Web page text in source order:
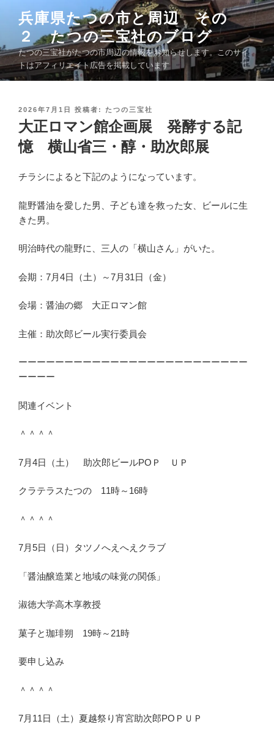
ン
ツ
へ
兵庫県たつの市と周辺 その
２ たつの三宝社のブログ
たつの三宝社がたつの市周辺の情報をお知らせします。このサイ
トはアフィリエイト広告を掲載しています
投
稿
日
:
2026年7月1日 投稿者: たつの三宝社
大正ロマン館企画展 発酵する記
憶 横山省三・醇・助次郎展
チラシによると下記のようになっています。
龍野醤油を愛した男、子ども達を救った女、ビールに生
きた男。
明治時代の龍野に、三人の「横山さん」がいた。
会期：7月4日（土）～7月31日（金）
会場：醤油の郷 大正ロマン館
主催：助次郎ビール実行委員会
ーーーーーーーーーーーーーーーーーーーーーーーーー
ーーーー
関連イベント
＾＾＾＾
7月4日（土） 助次郎ビールPОＰ ＵＰ
クラテラスたつの 11時～16時
＾＾＾＾
7月5日（日）タツノへえへえクラブ
「醤油醸造業と地域の味覚の関係」
淑徳大学高木享教授
菓子と珈琲朔 19時～21時
要申し込み
＾＾＾＾
7月11日（土）夏越祭り宵宮助次郎PОＰＵＰ